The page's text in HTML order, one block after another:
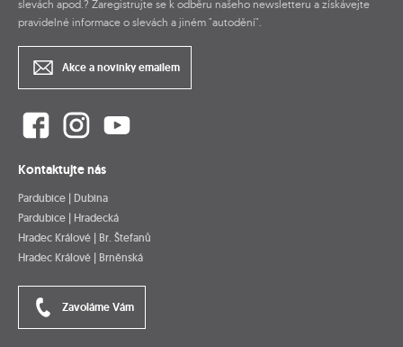
slevách apod.? Zaregistrujte se k odběru našeho newsletteru a získávejte
pravidelné informace o slevách a jiném "autodění".
Akce a novinky emailem
Kontaktujte nás
Pardubice | Dubina
Pardubice | Hradecká
Hradec Králové | Br. Štefanů
Hradec Králové | Brněnská
Zavoláme Vám